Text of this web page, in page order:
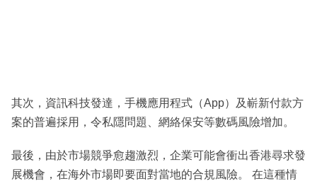
其次，資訊科技發達，手機應用程式（App）及嶄新付款方
案的普遍採用，令私隱問題、網絡保安等數碼風險增加。
最後，由於市場競爭愈趨激烈，企業可能會衝出香港尋求發
展機會，在海外市場即要面對當地的合規風險。 在這種情